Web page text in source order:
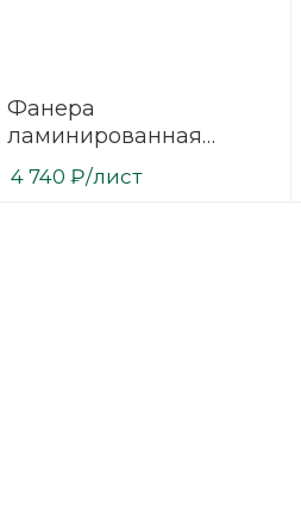
Фанера
ламинированная
(ФОФ) 18 мм 2500х1250
мм F/F сорт 1/1
4 740 ₽/лист